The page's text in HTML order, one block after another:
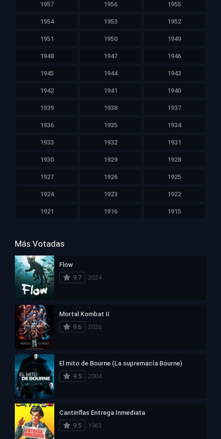
1957 1956 1955
1954 1953 1952
1951 1950 1949
1948 1947 1946
1945 1944 1943
1942 1941 1940
1939 1938 1937
1936 1935 1934
1933 1932 1931
1930 1929 1928
1927 1926 1925
1924 1923 1922
1921 1916 1915
Más Votadas
Flow
9.7
2024
Mortal Kombat II
9.6
2026
El mito de Bourne (La supremacía Bourne)
9.5
2004
Cantinflas Entrega Inmediata
9.5
1963